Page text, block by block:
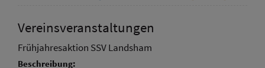
Vereinsveranstaltungen
Frühjahresaktion SSV Landsham
Beschreibung: